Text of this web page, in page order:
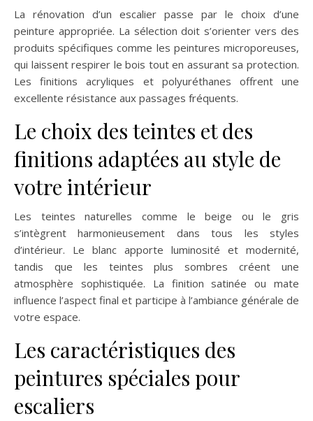
La rénovation d’un escalier passe par le choix d’une
peinture appropriée. La sélection doit s’orienter vers des
produits spécifiques comme les peintures microporeuses,
qui laissent respirer le bois tout en assurant sa protection.
Les finitions acryliques et polyuréthanes offrent une
excellente résistance aux passages fréquents.
Le choix des teintes et des
finitions adaptées au style de
votre intérieur
Les teintes naturelles comme le beige ou le gris
s’intègrent harmonieusement dans tous les styles
d’intérieur. Le blanc apporte luminosité et modernité,
tandis que les teintes plus sombres créent une
atmosphère sophistiquée. La finition satinée ou mate
influence l’aspect final et participe à l’ambiance générale de
votre espace.
Les caractéristiques des
peintures spéciales pour
escaliers